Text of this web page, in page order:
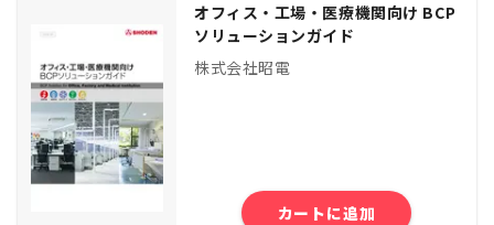
オフィス・工場・医療機関向け BCP
ソリューションガイド
株式会社昭電
カートに追加